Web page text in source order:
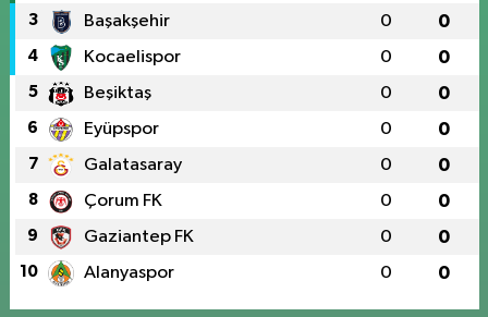
3 Başakşehir 0 0
4 Kocaelispor 0 0
5 Beşiktaş 0 0
6 Eyüpspor 0 0
7 Galatasaray 0 0
8 Çorum FK 0 0
9 Gaziantep FK 0 0
10 Alanyaspor 0 0